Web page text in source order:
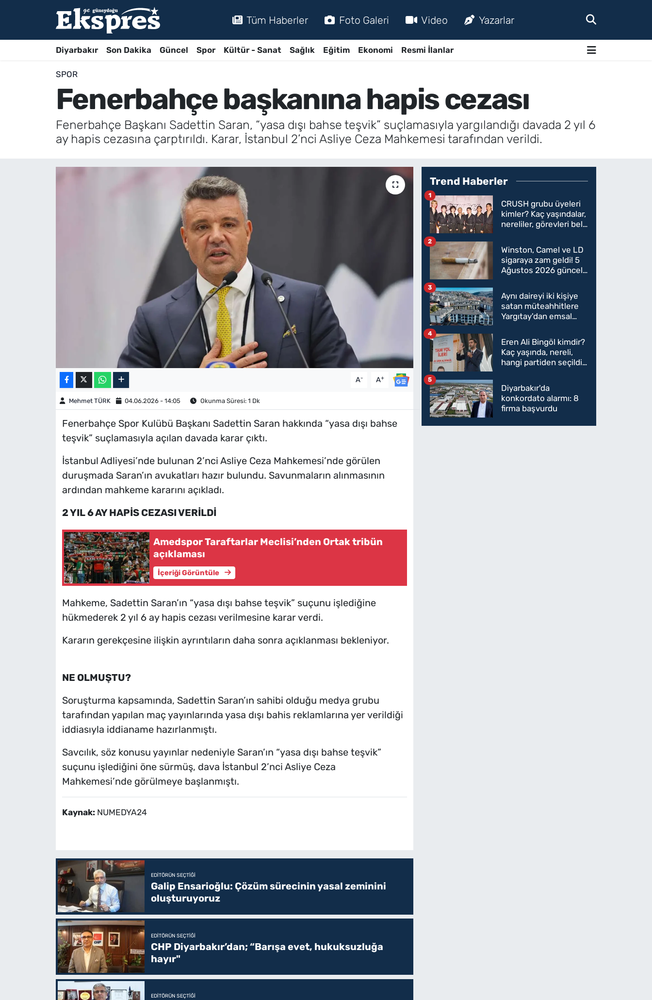
Tüm Haberler Foto Galeri Video Yazarlar
Diyarbakır Son Dakika Güncel Spor Kültür - Sanat Sağlık Eğitim Ekonomi Resmi İlanlar
SPOR
Fenerbahçe başkanına hapis cezası
Fenerbahçe Başkanı Sadettin Saran, “yasa dışı bahse teşvik” suçlamasıyla yargılandığı davada 2 yıl 6
ay hapis cezasına çarptırıldı. Karar, İstanbul 2’nci Asliye Ceza Mahkemesi tarafından verildi.
A- A+
Mehmet TÜRK 04.06.2026 - 14:05 Okunma Süresi: 1 Dk
Fenerbahçe Spor Kulübü Başkanı Sadettin Saran hakkında “yasa dışı bahse
teşvik” suçlamasıyla açılan davada karar çıktı.
İstanbul Adliyesi’nde bulunan 2’nci Asliye Ceza Mahkemesi’nde görülen
duruşmada Saran’ın avukatları hazır bulundu. Savunmaların alınmasının
ardından mahkeme kararını açıkladı.
2 YIL 6 AY HAPİS CEZASI VERİLDİ
Amedspor Taraftarlar Meclisi’nden Ortak tribün
açıklaması
İçeriği Görüntüle
Mahkeme, Sadettin Saran’ın “yasa dışı bahse teşvik” suçunu işlediğine
hükmederek 2 yıl 6 ay hapis cezası verilmesine karar verdi.
Kararın gerekçesine ilişkin ayrıntıların daha sonra açıklanması bekleniyor.
NE OLMUŞTU?
Soruşturma kapsamında, Sadettin Saran’ın sahibi olduğu medya grubu
tarafından yapılan maç yayınlarında yasa dışı bahis reklamlarına yer verildiği
iddiasıyla iddianame hazırlanmıştı.
Savcılık, söz konusu yayınlar nedeniyle Saran’ın “yasa dışı bahse teşvik”
suçunu işlediğini öne sürmüş, dava İstanbul 2’nci Asliye Ceza
Mahkemesi’nde görülmeye başlanmıştı.
Kaynak: NUMEDYA24
EDITÖRÜN SEÇTIĞI
Galip Ensarioğlu: Çözüm sürecinin yasal zeminini
oluşturuyoruz
EDITÖRÜN SEÇTIĞI
CHP Diyarbakır’dan; “Barışa evet, hukuksuzluğa
hayır"
EDITÖRÜN SEÇTIĞI
Trend Haberler
CRUSH grubu üyeleri
kimler? Kaç yaşındalar,
nereliler, görevleri belli
1
Winston, Camel ve LD
sigaraya zam geldi! 5
Ağustos 2026 güncel
oldu
2
Aynı daireyi iki kişiye
satan müteahhitlere
Yargıtay'dan emsal
3
Eren Ali Bingöl kimdir?
Kaç yaşında, nereli,
hangi partiden seçildi?
Parti'ye mi geçecek?
4
Diyarbakır'da
konkordato alarmı: 8
firma başvurdu
5